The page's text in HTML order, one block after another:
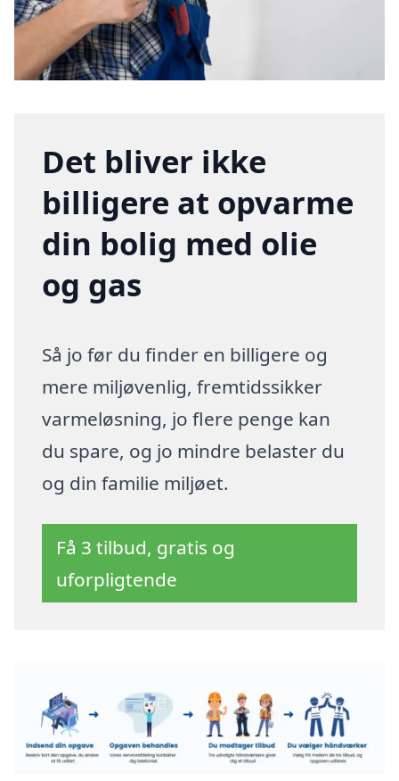
Det bliver ikke
billigere at opvarme
din bolig med olie
og gas
Så jo før du finder en billigere og
mere miljøvenlig, fremtidssikker
varmeløsning, jo flere penge kan
du spare, og jo mindre belaster du
og din familie miljøet.
Få 3 tilbud, gratis og
uforpligtende